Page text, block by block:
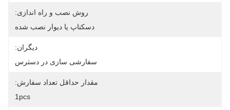
روش نصب و راه اندازی:
دسکتاپ یا دیوار نصب شده
دیگران:
سفارشی سازی در دسترس
مقدار حداقل تعداد سفارش:
1pcs